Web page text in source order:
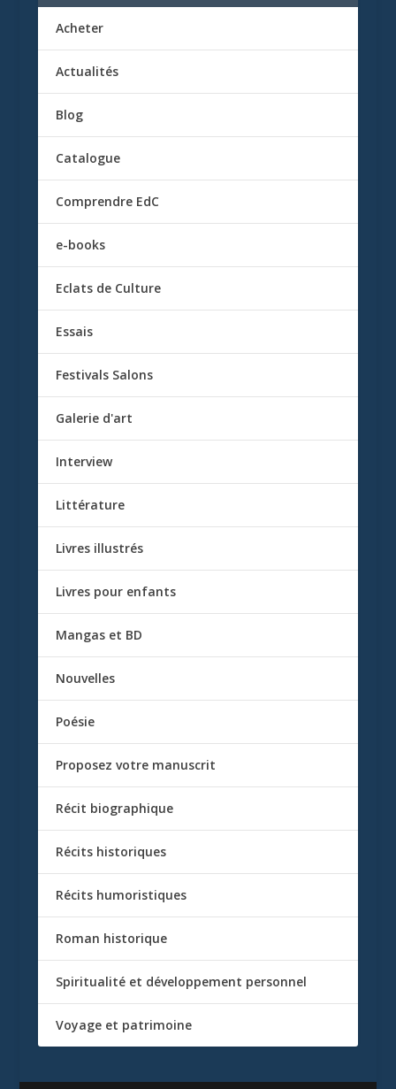
Acheter
Actualités
Blog
Catalogue
Comprendre EdC
e-books
Eclats de Culture
Essais
Festivals Salons
Galerie d'art
Interview
Littérature
Livres illustrés
Livres pour enfants
Mangas et BD
Nouvelles
Poésie
Proposez votre manuscrit
Récit biographique
Récits historiques
Récits humoristiques
Roman historique
Spiritualité et développement personnel
Voyage et patrimoine